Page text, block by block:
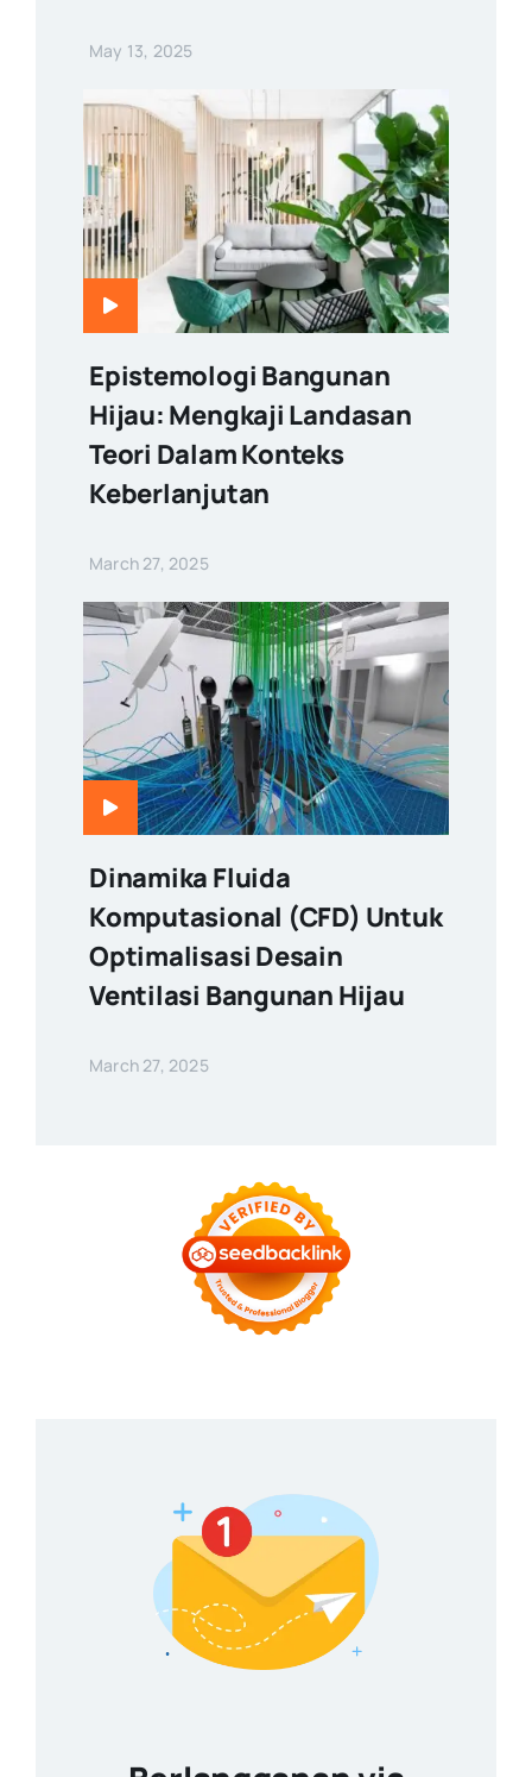
May 13, 2025
Epistemologi Bangunan
Hijau: Mengkaji Landasan
Teori Dalam Konteks
Keberlanjutan
March 27, 2025
Dinamika Fluida
Komputasional (CFD) Untuk
Optimalisasi Desain
Ventilasi Bangunan Hijau
March 27, 2025